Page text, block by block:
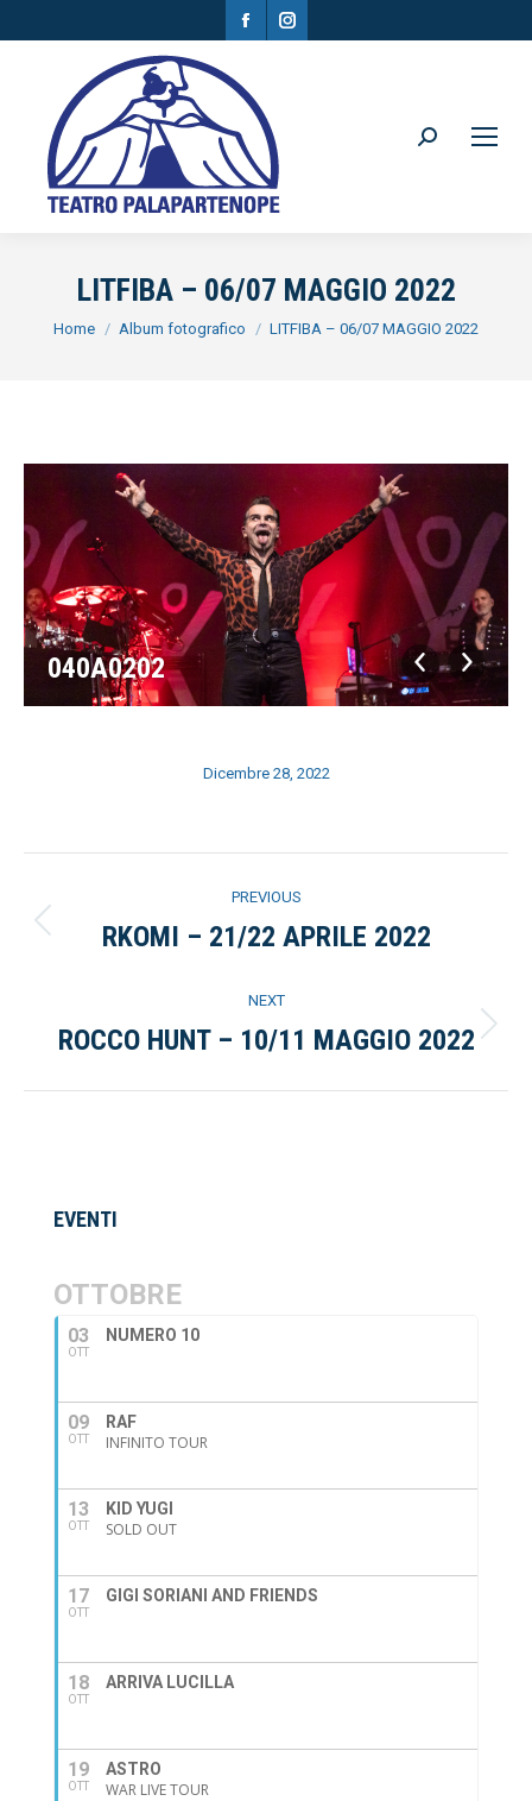
Facebook
opens
in
new
window
Instagram
Search:
LITFIBA – 06/07 MAGGIO 2022
You are here:
Home Album fotografico LITFIBA – 06/07 MAGGIO 2022
040A0202
Dicembre 28, 2022
navigation
PREVIOUS
Previous
RKOMI – 21/22 APRILE 2022
NEXT
Next
ROCCO HUNT – 10/11 MAGGIO 2022
EVENTI
OTTOBRE
03
OTT
NUMERO 10
09
OTT
RAF
INFINITO TOUR
13
OTT
KID YUGI
SOLD OUT
17
OTT
GIGI SORIANI AND FRIENDS
18
OTT
ARRIVA LUCILLA
19
OTT
ASTRO
WAR LIVE TOUR